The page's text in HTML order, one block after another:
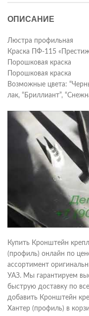
ОПИСАНИЕ
Люстра профильная
Краска ПФ-115
Порошковая краска
Порошковая краска
Возможные цвета:
лак, “Бриллиант”,
Купить Кронштейн
(профиль) онлайн по
ассортимент
УАЗ. Мы гарантируем
быструю доставку по
добавить Кронштейн
Хантер (профиль) в